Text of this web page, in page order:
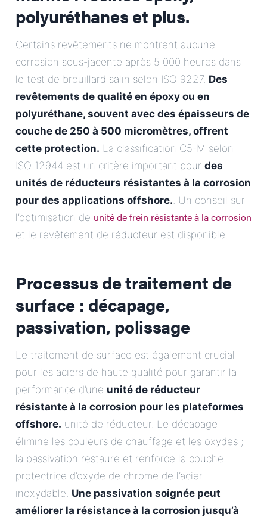
polyuréthanes et plus.
Certains revêtements ne montrent aucune
corrosion sous-jacente après 5 000 heures dans
le test de brouillard salin selon ISO 9227. Des
revêtements de qualité en époxy ou en
polyuréthane, souvent avec des épaisseurs de
couche de 250 à 500 micromètres, offrent
cette protection. La classification C5-M selon
ISO 12944 est un critère important pour des
unités de réducteurs résistantes à la corrosion
pour des applications offshore.. Un conseil sur
l’optimisation de unité de frein résistante à la corrosion
et le revêtement de réducteur est disponible.
Processus de traitement de
surface : décapage,
passivation, polissage
Le traitement de surface est également crucial
pour les aciers de haute qualité pour garantir la
performance d’une unité de réducteur
résistante à la corrosion pour les plateformes
offshore. unité de réducteur. Le décapage
élimine les couleurs de chauffage et les oxydes ;
la passivation restaure et renforce la couche
protectrice d’oxyde de chrome de l’acier
inoxydable. Une passivation soignée peut
améliorer la résistance à la corrosion jusqu’à